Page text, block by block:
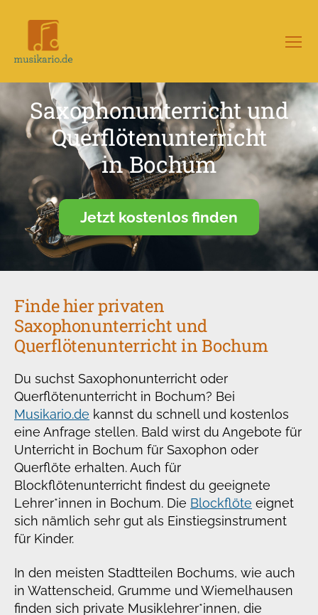
–
Portal
für
Musikunterricht
Saxophonunterricht und
Querflötenunterricht
in Bochum
Jetzt kostenlos finden
Finde hier privaten
Saxophonunterricht und
Querflötenunterricht in Bochum
Du suchst Saxophonunterricht oder
Querflötenunterricht in Bochum? Bei
Musikario.de kannst du schnell und kostenlos
eine Anfrage stellen. Bald wirst du Angebote für
Unterricht in Bochum für Saxophon oder
Querflöte erhalten. Auch für
Blockflötenunterricht findest du geeignete
Lehrer*innen in Bochum. Die Blockflöte eignet
sich nämlich sehr gut als Einstiegsinstrument
für Kinder.
In den meisten Stadtteilen Bochums, wie auch
in Wattenscheid, Grumme und Wiemelhausen
finden sich private Musiklehrer*innen, die